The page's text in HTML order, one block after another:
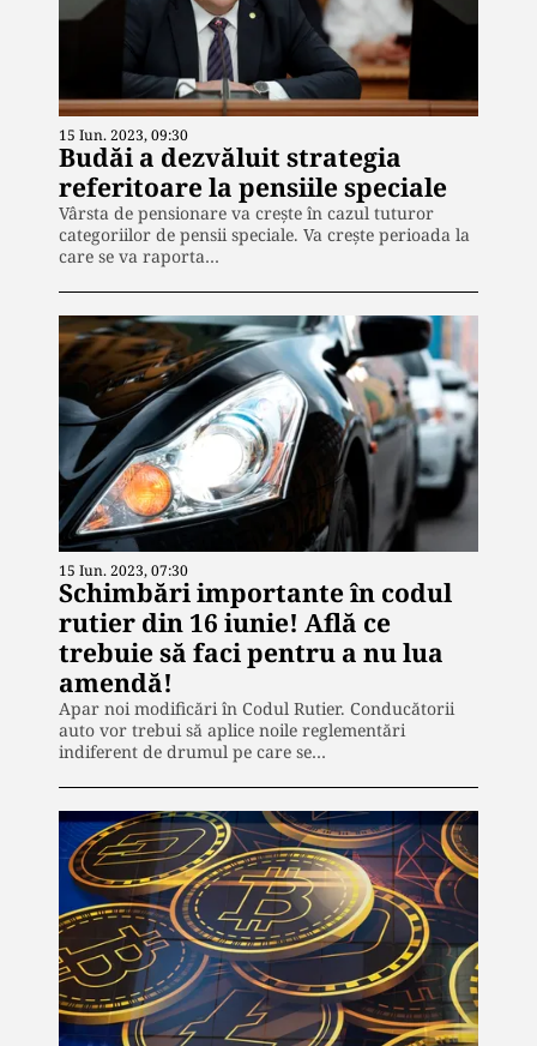
15 Iun. 2023, 09:30
Budăi a dezvăluit strategia
referitoare la pensiile speciale
Vârsta de pensionare va crește în cazul tuturor
categoriilor de pensii speciale. Va crește perioada la
care se va raporta…
15 Iun. 2023, 07:30
Schimbări importante în codul
rutier din 16 iunie! Află ce
trebuie să faci pentru a nu lua
amendă!
Apar noi modificări în Codul Rutier. Conducătorii
auto vor trebui să aplice noile reglementări
indiferent de drumul pe care se…